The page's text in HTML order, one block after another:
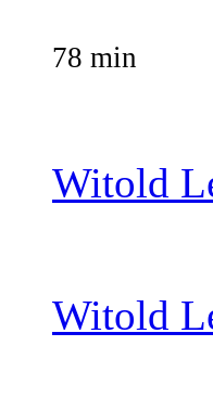
78 min
Witold
Witold